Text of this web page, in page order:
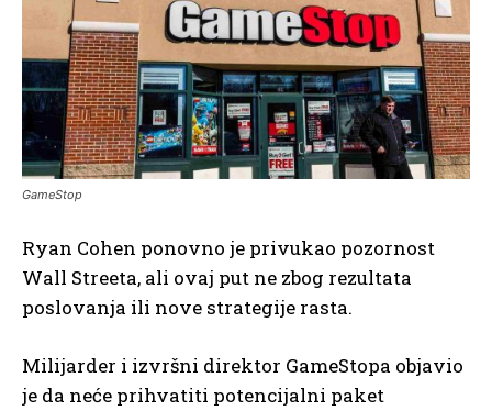
GameStop
Ryan Cohen ponovno je privukao pozornost
Wall Streeta, ali ovaj put ne zbog rezultata
poslovanja ili nove strategije rasta.
Milijarder i izvršni direktor GameStopa objavio
je da neće prihvatiti potencijalni paket